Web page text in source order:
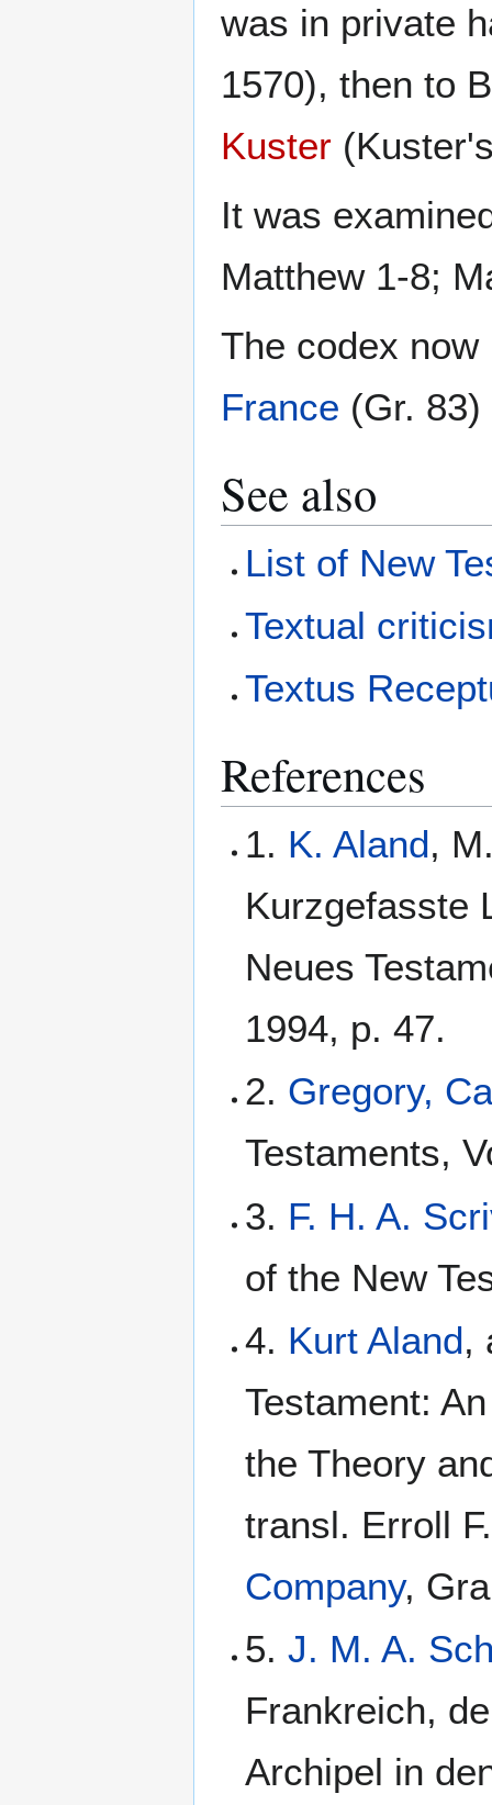
was in private
1570), then to
Kuster
It was
Matthew 1-8;
The codex
France (Gr.
See also
List of New
Textual
Textus
References
1. K. Aland,
Kurzgefasste
Neues
1994, p. 47.
2. Gregory,
Testaments,
3. F. H. A.
of the New
4. Kurt Aland,
Testament:
the Theory
transl. Erroll
Company,
5.J. M. A.
Frankreich,
Archipel in